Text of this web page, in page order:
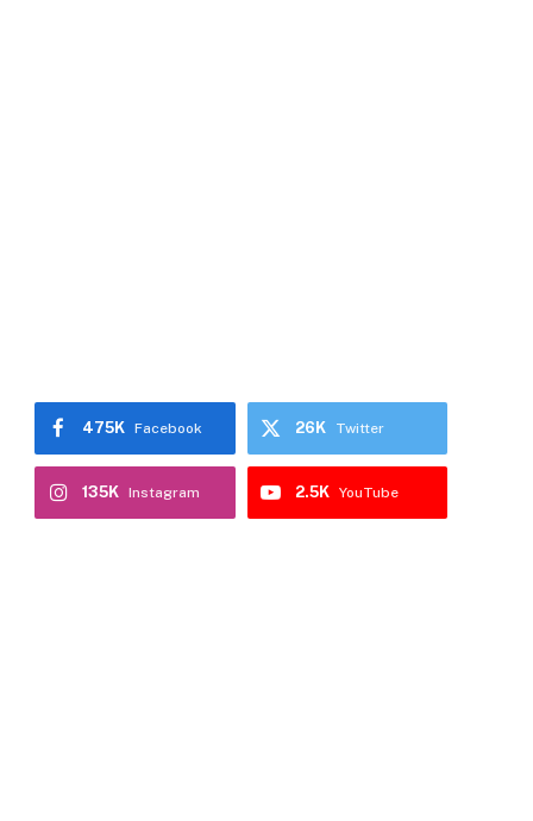
Facebook
475K Twitter
26K
Instagram
135K YouTube
2.5K